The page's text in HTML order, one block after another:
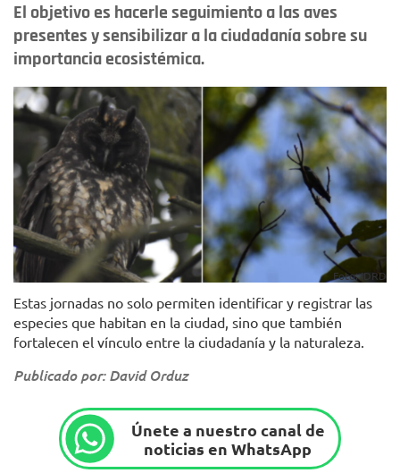
El objetivo es hacerle seguimiento a las aves
presentes y sensibilizar a la ciudadanía sobre su
importancia ecosistémica.
Foto: IDRD
Estas jornadas no solo permiten identificar y registrar las
especies que habitan en la ciudad, sino que también
fortalecen el vínculo entre la ciudadanía y la naturaleza.
Publicado por: David Orduz
Únete a nuestro canal de
noticias en WhatsApp